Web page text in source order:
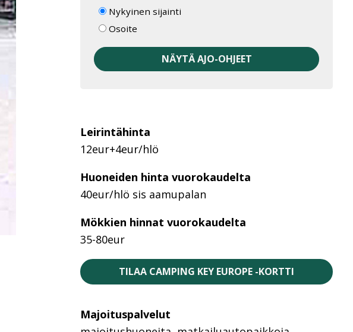
Leirintähinta
12eur+4eur/hlö
Huoneiden hinta vuorokaudelta
40eur/hlö sis aamupalan
Mökkien hinnat vuorokaudelta
35-80eur
TILAA CAMPING KEY EUROPE -KORTTI
Majoituspalvelut
Nykyinen sijainti
Osoite